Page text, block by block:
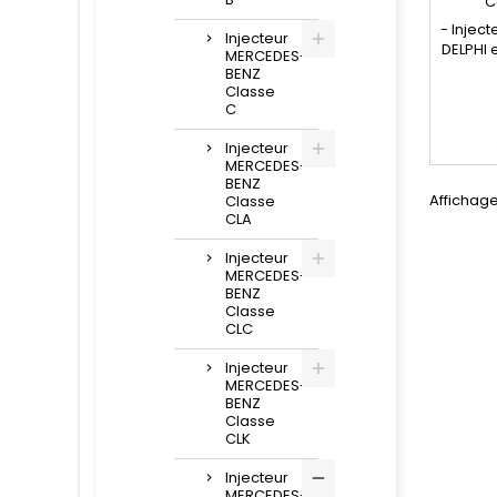
Injecteur
MERCEDES-
BENZ
Classe
C
Injecteur
MERCEDES-
BENZ
Classe
CLA
Injecteur
MERCEDES-
BENZ
Classe
CLC
Injecteur
MERCEDES-
BENZ
Classe
CLK
Injecteur
-
,
,
Pour